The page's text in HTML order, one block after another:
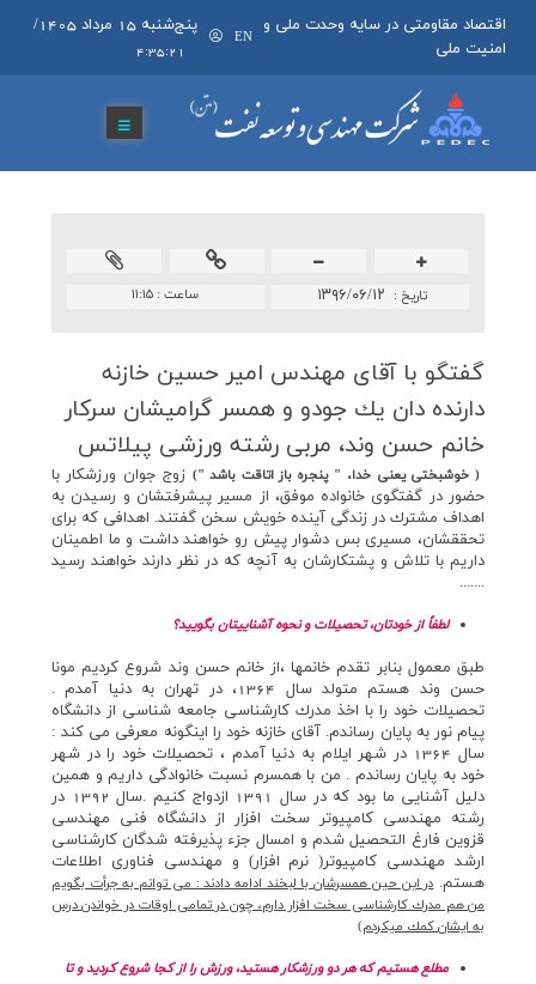
اقتصاد مقاومتی در سایه وحدت ملی و
امنیت ملی
EN
پنج‌شنبه 15 مرداد 1405 /
4:35:21
ساعت : ۱۱:۱۵ تاريخ : ۱۳۹۶/۰۶/۱۲
گفتگو با آقای مهندس امیر حسین خازنه
دارنده دان یك جودو و همسر گرامیشان سركار
خانم حسن وند، مربی رشته ورزشی پیلاتس
( خوشبختي يعني خدا، " پنجره باز اتاقت باشد "
) زوج جوان ورزشكار با
حضور در گفتگوي خانواده موفق، از مسير پيشرفتشان و رسيدن به
اهداف مشترك در زندگي آينده خويش سخن گفتند. اهدافي كه براي
تحققشان،‌ مسيري بس دشوار پيش رو خواهند داشت و ما اطمينان
داريم با تلاش و پشتكارشان به آنچه كه در نظر دارند خواهند رسيد
.......
لطفاً از خودتان، تحصيلات و نحوه آشناييتان بگوييد؟
طبق معمول بنابر تقدم خانمها ،‌از خانم حسن وند شروع كرديم مونا
حسن وند هستم متولد سال 1364، در تهران به دنيا آمدم .
تحصيلات خود را با اخذ مدرك كارشناسي جامعه شناسي از دانشگاه
پيام نور به پايان رساندم. آقاي خازنه خود را اينگونه معرفي مي كند :
سال 1364 در شهر ايلام به دنيا آمدم ، تحصيلات خود را در شهر
خود به پايان رساندم . من با همسرم نسبت خانوادگي داريم و همين
دليل آشنايي ما بود كه در سال 1391 ازدواج كنيم .سال 1392 در
رشته مهندسي كامپيوتر سخت افزار از دانشگاه فني مهندسي
قزوين فارغ التحصيل شدم و امسال جزء پذيرفته شدگان كارشناسي
ارشد مهندسي كامپيوتر( نرم افزار) و مهندسي فناوري اطلاعات
هستم. در اين حين همسرشان با لبخند ادامه دادند : مي توانم به جرأت بگويم
من هم مدرك كارشناسي سخت افزار دارم، چون در تمامي اوقات در خواندن درس
به ايشان كمك ميكردم)
مطلع هستيم كه هر دو ورزشكار هستيد، ورزش را از كجا شروع كرديد و تا